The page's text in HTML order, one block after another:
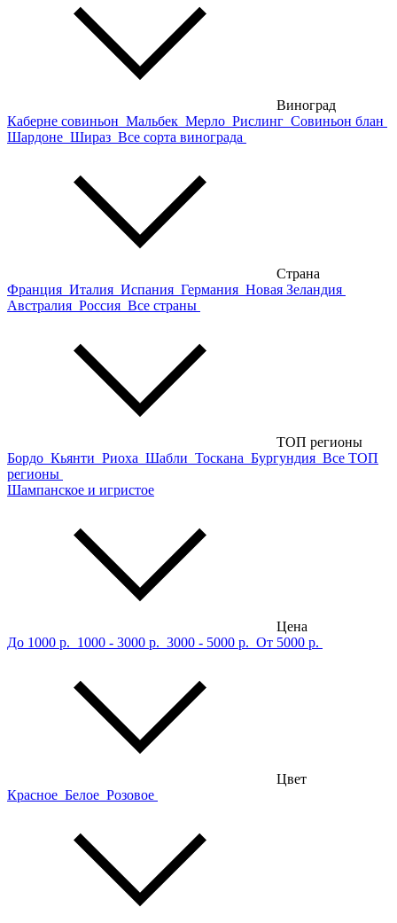
Виноград
Каберне совиньон Мальбек Мерло Рислинг Совиньон блан
Шардоне Шираз Все сорта винограда
Страна
Франция Италия Испания Германия Новая Зеландия
Австралия Россия Все страны
ТОП регионы
Бордо Кьянти Риоха Шабли Тоскана Бургундия Все ТОП
регионы
Шампанское и игристое
Цена
До 1000 р. 1000 - 3000 р. 3000 - 5000 р. От 5000 р.
Цвет
Красное Белое Розовое